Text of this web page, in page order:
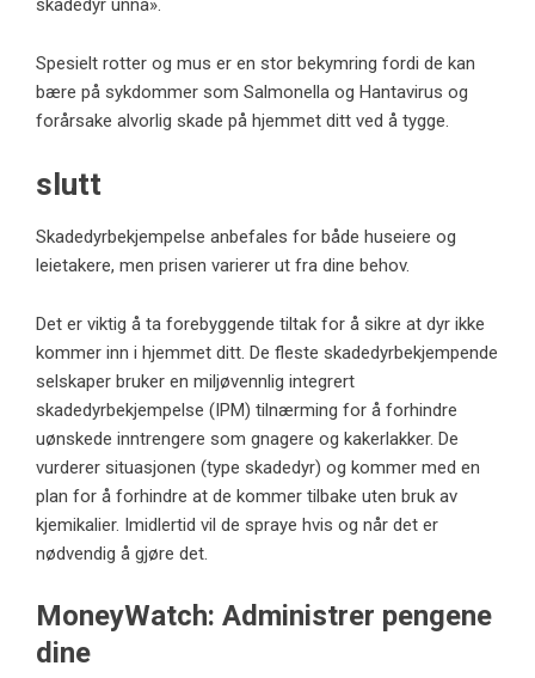
skadedyr unna».
Spesielt rotter og mus er en stor bekymring fordi de kan
bære på sykdommer som Salmonella og Hantavirus og
forårsake alvorlig skade på hjemmet ditt ved å tygge.
slutt
Skadedyrbekjempelse anbefales for både huseiere og
leietakere, men prisen varierer ut fra dine behov.
Det er viktig å ta forebyggende tiltak for å sikre at dyr ikke
kommer inn i hjemmet ditt. De fleste skadedyrbekjempende
selskaper bruker en miljøvennlig integrert
skadedyrbekjempelse (IPM) tilnærming for å forhindre
uønskede inntrengere som gnagere og kakerlakker. De
vurderer situasjonen (type skadedyr) og kommer med en
plan for å forhindre at de kommer tilbake uten bruk av
kjemikalier. Imidlertid vil de spraye hvis og når det er
nødvendig å gjøre det.
MoneyWatch: Administrer pengene
dine